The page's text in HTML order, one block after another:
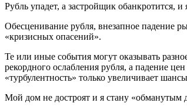
Рубль упадет, а застройщик обанкротится, и
Обесценивание рубля, внезапное падение
«кризисных опасений».
Те или иные события могут оказывать
рекордного ослабления рубля, а падение
«турбулентность» только увеличивает
Мой дом не достроят и я стану «обманутым